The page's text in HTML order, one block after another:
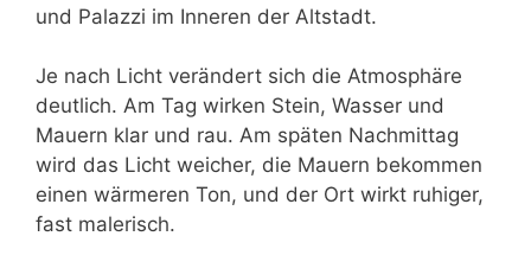
und Palazzi im Inneren der Altstadt.
Je nach Licht verändert sich die Atmosphäre
deutlich. Am Tag wirken Stein, Wasser und
Mauern klar und rau. Am späten Nachmittag
wird das Licht weicher, die Mauern bekommen
einen wärmeren Ton, und der Ort wirkt ruhiger,
fast malerisch.